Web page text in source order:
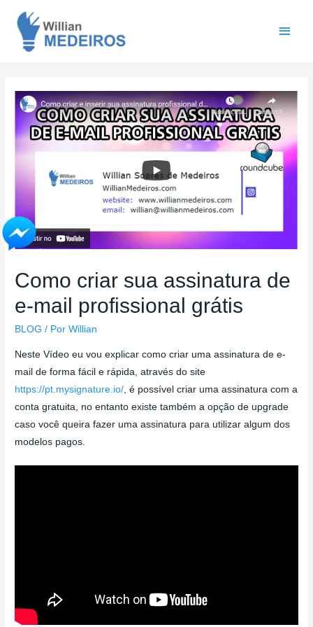
Como criar sua assinatura de
e-mail profissional grátis
BLOG / PorWillian
Neste Vídeo eu vou explicar como criar uma assinatura de e-
mail de forma fácil e rápida, através do site
https://pt.mysignature.io/ , é possível criar uma assinatura com a
conta gratuita, no entanto existe também a opção de upgrade
caso você queira fazer uma assinatura para utilizar algum dos
modelos pagos.